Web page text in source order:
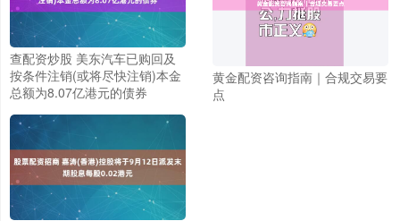
查配资炒股 美东汽车已购回及
按条件注销(或将尽快注销)本金
总额为8.07亿港元的债券
黄金配资咨询指南｜合规交易要
点